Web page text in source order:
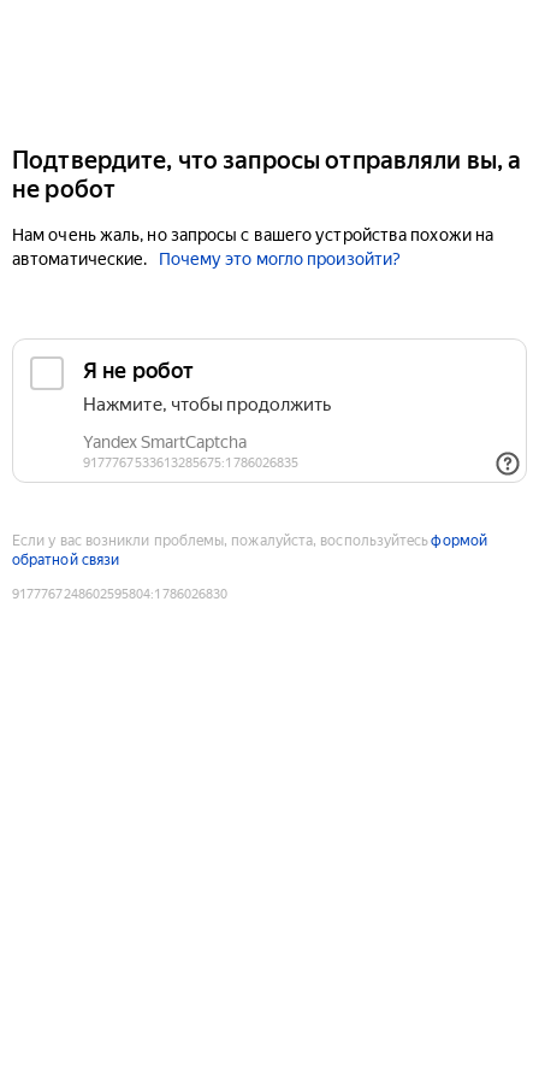
Подтвердите, что запросы отправляли вы, а
не робот
Нам очень жаль, но запросы с вашего устройства похожи на
автоматические.
Почему это могло произойти?
Если у вас возникли проблемы, пожалуйста, воспользуйтесьформой
обратной связи
9177767248602595804:1786026830